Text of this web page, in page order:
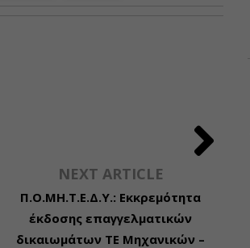
NEXT ARTICLE
Π.Ο.ΜΗ.Τ.Ε.Δ.Υ.: Εκκρεμότητα
έκδοσης επαγγελματικών
δικαιωμάτων ΤΕ Μηχανικών –